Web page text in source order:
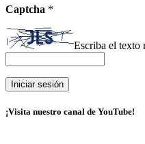
Captcha *
Escriba el texto
¡Visita nuestro canal de YouTube!